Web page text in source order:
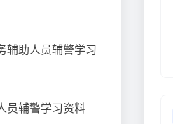
辅助人员辅警学习
员辅警学习资料